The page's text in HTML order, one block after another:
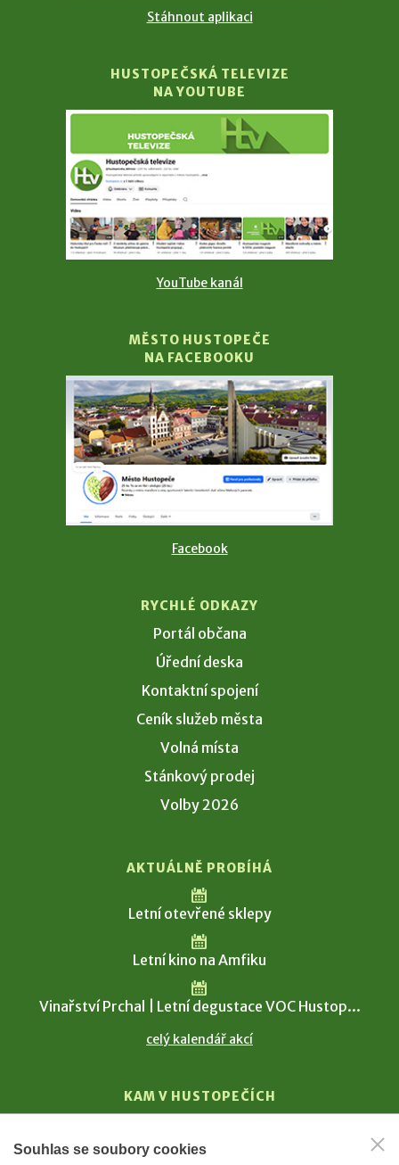
Stáhnout aplikaci
HUSTOPEČSKÁ TELEVIZE
NA YOUTUBE
YouTube kanál
MĚSTO HUSTOPEČE
NA FACEBOOKU
Facebook
RYCHLÉ ODKAZY
Portál občana
Úřední deska
Kontaktní spojení
Ceník služeb města
Volná místa
Stánkový prodej
Volby 2026
AKTUÁLNĚ PROBÍHÁ
Letní otevřené sklepy
Letní kino na Amfiku
Vinařství Prchal | Letní degustace VOC Hustop...
celý kalendář akcí
KAM V HUSTOPEČÍCH
T. G. Masaryk
Souhlas se soubory cookies